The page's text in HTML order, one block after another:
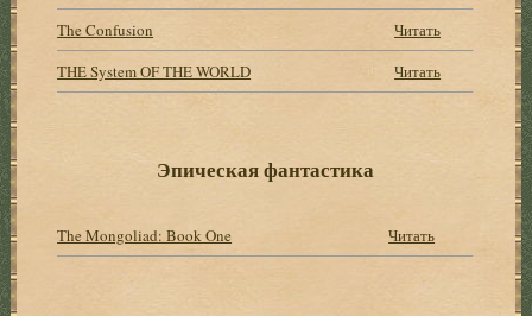
The Confusion
Читать
THE System OF THE WORLD
Читать
Эпическая фантастика
The Mongoliad: Book One Читать